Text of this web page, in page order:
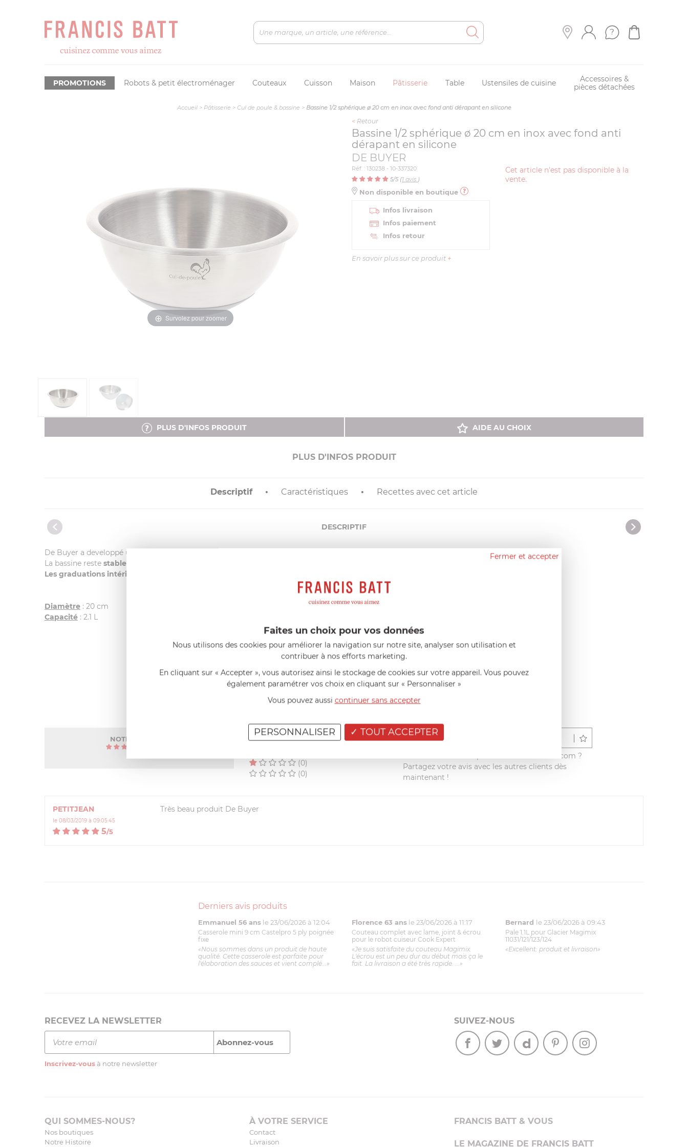
Robots & petit électroménager Couteaux Cuisson Maison Pâtisserie Table Ustensiles de cuisine
Accessoires &
pièces détachées
PROMOTIONS
Accueil> Pâtisserie > Cul de poule & bassine > Bassine 1/2 sphérique ø 20 cm en inox avec fond anti dérapant en silicone
Survolez pour zoomer
< Retour
Bassine 1/2 sphérique ø 20 cm en inox avec fond anti
dérapant en silicone
DE BUYER
Cet article n'est pas disponible à la
vente.
Réf. : 130238 - 10-337320
5/5 (1 avis )
Non disponible en boutique
Infos livraison
Infos paiement
Infos retour
En savoir plus sur ce produit +
PLUS D'INFOS PRODUIT AIDE AU CHOIX
PLUS D'INFOS PRODUIT
Descriptif Caractéristiques Recettes avec cet article
DESCRIPTIF
De Buyer a developpé une nouvelle bassine cul-de-poule en
La bassine reste stable
Les graduations intérieures
Diamètre : 20 cm
Capacité : 2.1 L
AIDE AU CHOIX
AVIS CLIENT
NOTE MOYENNE
(0)
(0)
(0)
(0)
Vous avez acheté ce produit sur francisbatt.com ?
Partagez votre avis avec les autres clients dès
maintenant !
PETITJEAN
le 08/03/2019 à 09:05:45
5/5
Très beau produit De Buyer
Derniers avis produits
Emmanuel 56 ans le 23/06/2026 à 12:04
Casserole mini 9 cm Castelpro 5 ply poignée
fixe
«Nous sommes dans un produit de haute
qualité. Cette casserole est parfaite pour
l'élaboration des sauces et vient complé...»
Florence 63 ans le 23/06/2026 à 11:17
Couteau complet avec lame, joint & écrou
pour le robot cuiseur Cook Expert
«Je suis satisfaite du couteau Magimix.
L'écrou est un peu dur au début mais ça le
fait. La livraison a été très rapide. ...»
Bernard le 23/06/2026 à 09:43
Pale 1.1L pour Glacier Magimix
11031/121/123/124
«Excellent: produit et livraison»
RECEVEZ LA NEWSLETTER
Inscrivez-vous à notre newsletter
SUIVEZ-NOUS
QUI SOMMES-NOUS?
Nos boutiques
Notre Histoire
À VOTRE SERVICE
Contact
Livraison
FRANCIS BATT & VOUS
LE MAGAZINE DE FRANCIS BATT
Fermer et accepter
Faites un choix pour vos données
Nous utilisons des cookies pour améliorer la navigation sur notre site, analyser son utilisation et
contribuer à nos efforts marketing.
En cliquant sur « Accepter », vous autorisez ainsi le stockage de cookies sur votre appareil. Vous pouvez
également paramétrer vos choix en cliquant sur « Personnaliser »
Vous pouvez aussi continuer sans accepter
TOUT ACCEPTER
PERSONNALISER